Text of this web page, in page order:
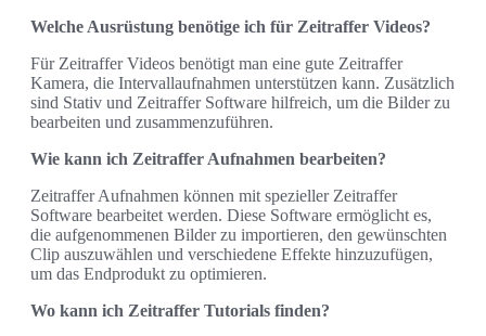
Welche Ausrüstung benötige ich für Zeitraffer Videos?
Für Zeitraffer Videos benötigt man eine gute Zeitraffer
Kamera, die Intervallaufnahmen unterstützen kann. Zusätzlich
sind Stativ und Zeitraffer Software hilfreich, um die Bilder zu
bearbeiten und zusammenzuführen.
Wie kann ich Zeitraffer Aufnahmen bearbeiten?
Zeitraffer Aufnahmen können mit spezieller Zeitraffer
Software bearbeitet werden. Diese Software ermöglicht es,
die aufgenommenen Bilder zu importieren, den gewünschten
Clip auszuwählen und verschiedene Effekte hinzuzufügen,
um das Endprodukt zu optimieren.
Wo kann ich Zeitraffer Tutorials finden?